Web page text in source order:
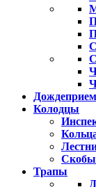
Колодцы
Скобы
Трапы